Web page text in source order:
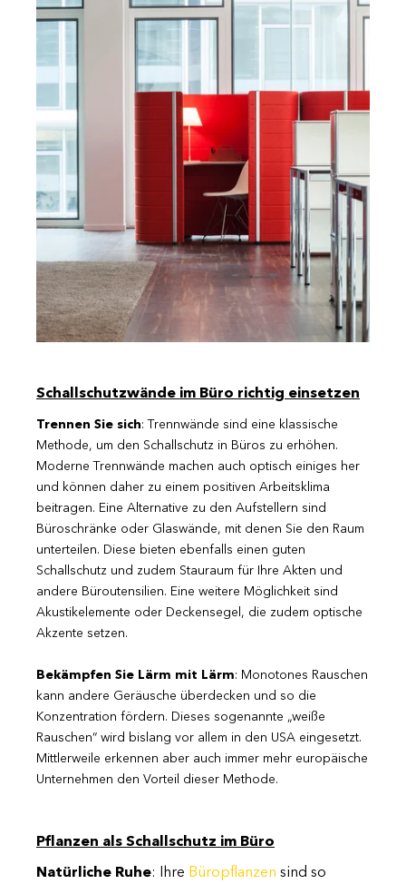
Schallschutzwände im Büro richtig einsetzen
Trennen Sie sich: Trennwände sind eine klassische
Methode, um den Schallschutz in Büros zu erhöhen.
Moderne Trennwände machen auch optisch einiges her
und können daher zu einem positiven Arbeitsklima
beitragen. Eine Alternative zu den Aufstellern sind
Büroschränke oder Glaswände, mit denen Sie den Raum
unterteilen. Diese bieten ebenfalls einen guten
Schallschutz und zudem Stauraum für Ihre Akten und
andere Büroutensilien. Eine weitere Möglichkeit sind
Akustikelemente oder Deckensegel, die zudem optische
Akzente setzen.
Bekämpfen Sie Lärm mit Lärm: Monotones Rauschen
kann andere Geräusche überdecken und so die
Konzentration fördern. Dieses sogenannte „weiße
Rauschen“ wird bislang vor allem in den USA eingesetzt.
Mittlerweile erkennen aber auch immer mehr europäische
Unternehmen den Vorteil dieser Methode.
Pflanzen als Schallschutz im Büro
Natürliche Ruhe: Ihre Büropflanzen sind so